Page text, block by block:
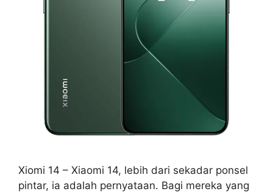
Xiomi 14 – Xiaomi 14, lebih dari sekadar ponsel
pintar, ia adalah pernyataan. Bagi mereka yang